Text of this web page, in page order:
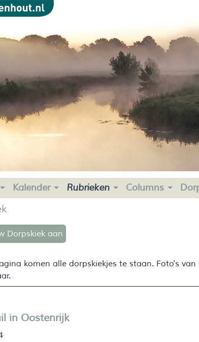
Kalender Rubrieken Columns
Dorpskiek aan
komen alle dorpskiekjes te staan. Foto's
in Oostenrijk